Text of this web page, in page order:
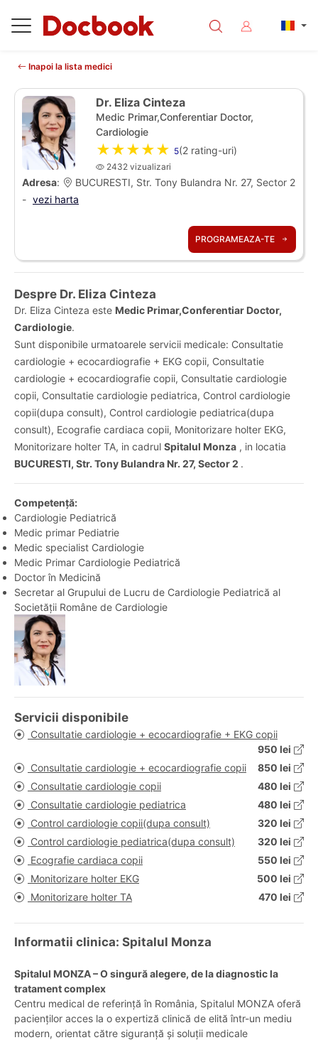
Inapoi la lista medici
Dr. Eliza Cinteza
Medic Primar,Conferentiar Doctor,
Cardiologie
★★★★★ 5(2 rating-uri)
2432 vizualizari
Adresa:
BUCURESTI, Str. Tony Bulandra Nr. 27, Sector 2
- vezi harta
PROGRAMEAZA-TE
Despre Dr. Eliza Cinteza
Dr. Eliza Cinteza este Medic Primar,Conferentiar Doctor,
Cardiologie.
Sunt disponibile urmatoarele servicii medicale: Consultatie
cardiologie + ecocardiografie + EKG copii, Consultatie
cardiologie + ecocardiografie copii, Consultatie cardiologie
copii, Consultatie cardiologie pediatrica, Control cardiologie
copii(dupa consult), Control cardiologie pediatrica(dupa
consult), Ecografie cardiaca copii, Monitorizare holter EKG,
Monitorizare holter TA, in cadrul Spitalul Monza , in locatia
BUCURESTI, Str. Tony Bulandra Nr. 27, Sector 2 .
Competență:
Cardiologie Pediatrică
Medic primar Pediatrie
Medic specialist Cardiologie
Medic Primar Cardiologie Pediatrică
Doctor în Medicină
Secretar al Grupului de Lucru de Cardiologie Pediatrică al
Societății Române de Cardiologie
Servicii disponibile
Consultatie cardiologie + ecocardiografie + EKG copii
950 lei
Consultatie cardiologie + ecocardiografie copii
850 lei
Consultatie cardiologie copii
480 lei
Consultatie cardiologie pediatrica
480 lei
Control cardiologie copii(dupa consult)
320 lei
Control cardiologie pediatrica(dupa consult)
320 lei
Ecografie cardiaca copii
550 lei
Monitorizare holter EKG
500 lei
Monitorizare holter TA
470 lei
Informatii clinica: Spitalul Monza
Spitalul MONZA – O singură alegere, de la diagnostic la
tratament complex
Centru medical de referință în România, Spitalul MONZA oferă
pacienților acces la o expertiză clinică de elită într-un mediu
modern, orientat către siguranță și soluții medicale